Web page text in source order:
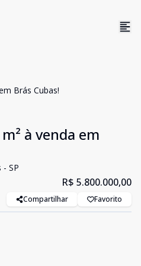
Brás Cubas!
à venda em
- SP
R$ 5.800.000,00
Compartilhar Favorito